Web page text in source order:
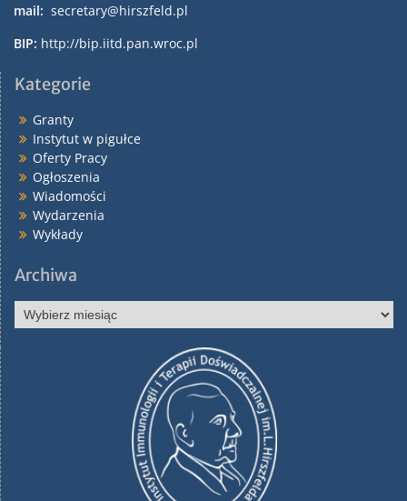
mail: secretary@hirszfeld.pl
BIP: http://bip.iitd.pan.wroc.pl
Kategorie
Granty
Instytut w pigułce
Oferty Pracy
Ogłoszenia
Wiadomości
Wydarzenia
Wykłady
Archiwa
Archiwa